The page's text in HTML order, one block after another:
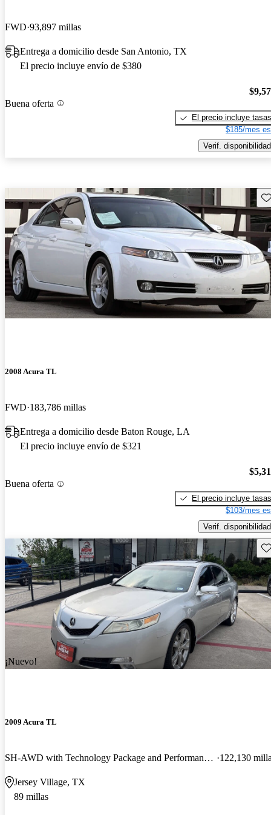
FWD 93,897 millas
Entrega a domicilio desde San Antonio, TX
El precio incluye envío de $380
Buena oferta
El precio incluye tasas
$185/mes
Verif. disponibilidad
2008 Acura TL
FWD 183,786 millas
Entrega a domicilio desde Baton Rouge, LA
El precio incluye envío de $321
Buena oferta
El precio incluye tasas
$103/mes
Verif. disponibilidad
¡Nuevo!
2009 Acura TL
SH-AWD with Technology Package and Performance Tires 122,130
Jersey Village, TX
89 millas